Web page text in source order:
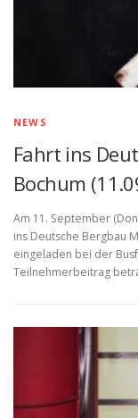
NEWS
Fahrt ins
Bochum
Am 11. September
ins Deutsche Bergbau
eingeladen bei der
Teilnehmerbeitrag